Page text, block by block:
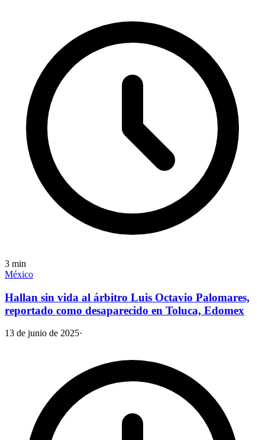
3 min
México
Hallan sin vida al árbitro Luis Octavio Palomares,
reportado como desaparecido en Toluca, Edomex
13 de junio de 2025·